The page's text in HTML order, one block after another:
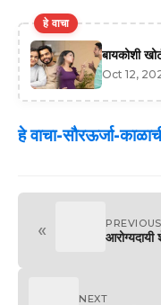
हे वाचा
बायकोशी
Oct 12,
हे वाचा-सौरऊर्जा-
« PREVIOUS
आरोग्यदायी
NEXT